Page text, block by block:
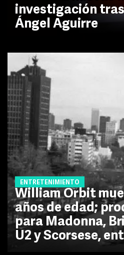
investigación
Ángel Aguirre
ENTRETENIMIENTO
William Orbit
años de edad;
para Madonna,
U2 y Scorsese,